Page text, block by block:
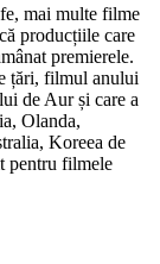
mai multe filme
producțiile care
premierele.
țări, filmul anului
de Aur și care a
Olanda,
Koreea de
pentru filmele